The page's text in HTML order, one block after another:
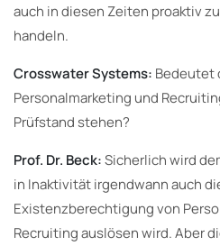
auch in diesen Zeiten proaktiv
handeln.
Crosswater Systems: Bedeutet
Personalmarketing und
Prüfstand stehen?
Prof. Dr. Beck:Sicherlich wird
in Inaktivität irgendwann auch
Existenzberechtigung von
Recruiting auslösen wird. Aber